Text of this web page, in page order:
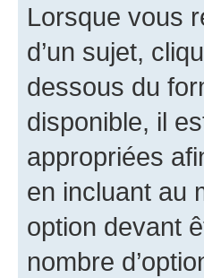
Lorsque vous
d’un sujet,
dessous du
disponible, il
appropriées
en incluant au
option devant
nombre